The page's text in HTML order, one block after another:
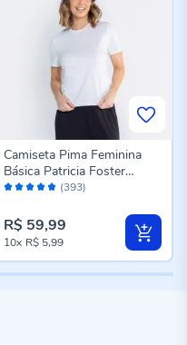
Avaliação: (393)
Camiseta Pima Feminina
Básica Patricia Foster
Branco
R$ 59,99
10x R$ 5,99